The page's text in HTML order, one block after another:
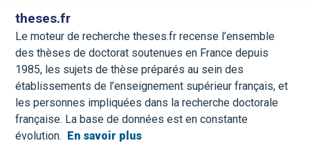
theses.fr
Le moteur de recherche theses.fr recense l’ensemble
des thèses de doctorat soutenues en France depuis
1985, les sujets de thèse préparés au sein des
établissements de l’enseignement supérieur français, et
les personnes impliquées dans la recherche doctorale
française. La base de données est en constante
évolution.
En savoir plus